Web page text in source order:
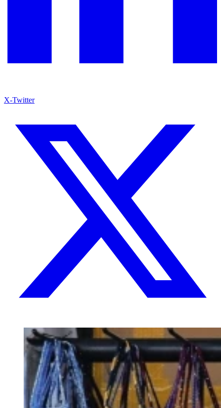
X-Twitter